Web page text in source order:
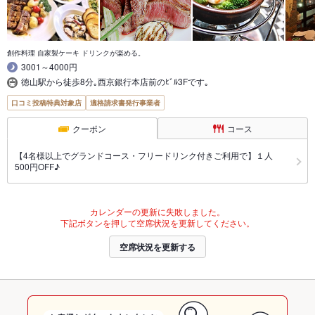
創作料理 自家製ケーキ ドリンクが楽める。
3001～4000円
徳山駅から徒歩8分｡西京銀行本店前のﾋﾞﾙ3Fです｡
口コミ投稿特典対象店 適格請求書発行事業者
クーポン コース
【4名様以上でグランドコース・フリードリンク付きご利用で】１人
500円OFF♪
カレンダーの更新に失敗しました。
下記ボタンを押して空席状況を更新してください。
空席状況を更新する